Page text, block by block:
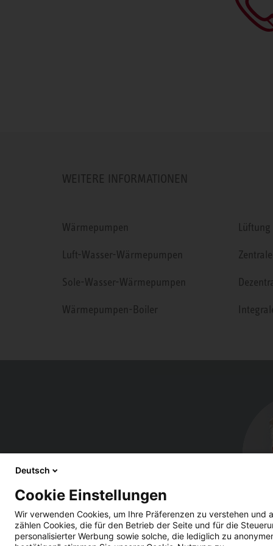
WEITERE INFORMATIONEN
Wärmepumpen
Luft-Wasser-Wärmepumpen
Sole-Wasser-Wärmepumpen
Wärmepumpen-Boiler
Lüftung
Deutsch
Cookie Einstellungen
Wir verwenden Cookies, um Ihre Präferenzen zu verstehen
zählen Cookies, die für den Betrieb der Seite und für die
personalisierter Werbung sowie solche, die lediglich zu